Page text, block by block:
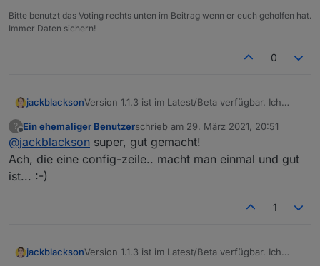
Bitte benutzt das Voting rechts unten im Beitrag wenn er euch geholfen hat.
Immer Daten sichern!
0
jackblacksonVersion 1.1.3 ist im Latest/Beta verfügbar. Ich
entfernen müssen, da die Meteoalarmseite hier
Probleme macht. Aber man muss dies ja nur
einmal erzeugen, sollte möglich sein. Bitte gebt
mir kurz Bescheid, ob ihr immer noch Probleme
?
Offline
Ein ehemaliger Benutzerschrieb am 29. März 2021, 20:51
zuletzt editiert von
@jackblackson super, gut gemacht!
Ach, die eine config-zeile.. macht man einmal und gut
ist... :-)
1
jackblacksonVersion 1.1.3 ist im Latest/Beta verfügbar. Ich